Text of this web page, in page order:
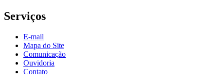
Serviços
E-mail
Mapa do Site
Comunicação
Ouvidoria
Contato